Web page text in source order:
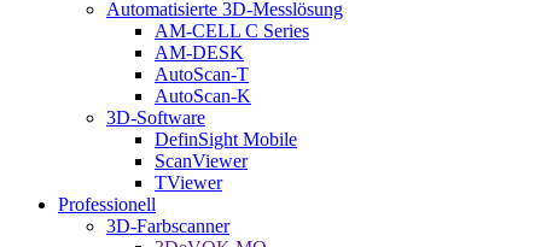
Automatisierte 3D-Messlösung
AM-CELL C Series
AM-DESK
AutoScan-T
AutoScan-K
3D-Software
DefinSight Mobile
ScanViewer
TViewer
Professionell
3D-Farbscanner